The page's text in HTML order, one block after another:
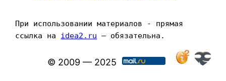
При использовании материалов - прямая
ссылка на idea2.ru — обязательна.
© 2009 — 2025